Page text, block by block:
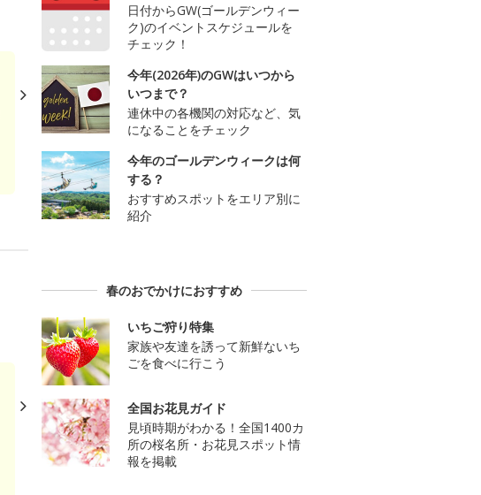
日付からGW(ゴールデンウィー
ク)のイベントスケジュールを
チェック！
今年(2026年)のGWはいつから
いつまで？
連休中の各機関の対応など、気
になることをチェック
今年のゴールデンウィークは何
する？
おすすめスポットをエリア別に
紹介
春のおでかけにおすすめ
いちご狩り特集
家族や友達を誘って新鮮ないち
ごを食べに行こう
全国お花見ガイド
見頃時期がわかる！全国1400カ
所の桜名所・お花見スポット情
報を掲載